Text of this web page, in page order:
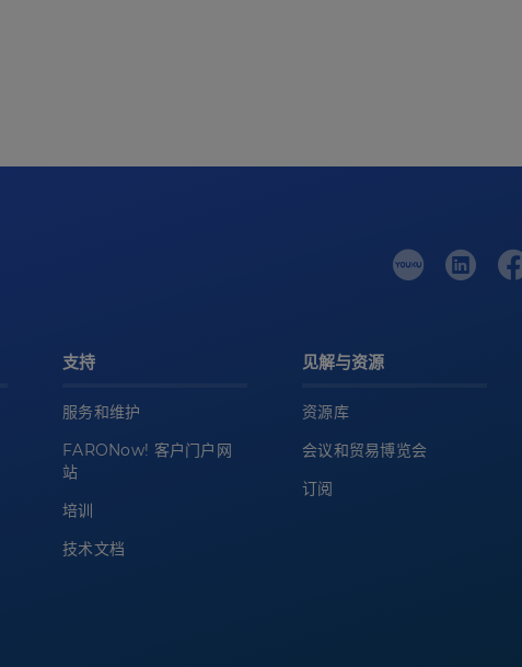
支持
服务和维护
FARONow! 客户门户网
站
培训
技术文档
见解与资源
资源库
会议和贸易博览会
订阅